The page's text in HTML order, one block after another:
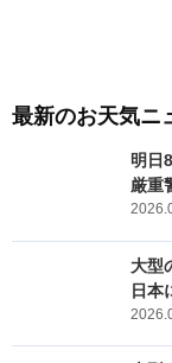
最新のお天気ニ
明日
厳重
大型
日本